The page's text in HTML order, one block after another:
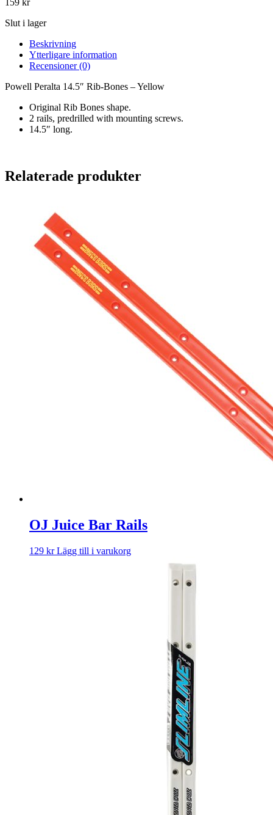
159 kr
Slut i lager
Beskrivning
Ytterligare information
Recensioner (0)
Powell Peralta 14.5″ Rib-Bones – Yellow
Original Rib Bones shape.
2 rails, predrilled with mounting screws.
14.5″ long.
Relaterade produkter
OJ Juice Bar Rails
129 kr Lägg till i varukorg